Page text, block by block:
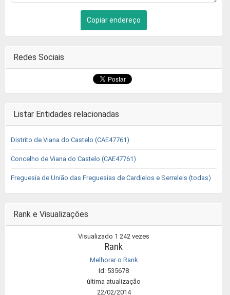
Copiar endereço
Redes Sociais
Listar Entidades relacionadas
Distrito de Viana do Castelo (CAE47761)
Concelho de Viana do Castelo (CAE47761)
Freguesia de União das Freguesias de Cardielos e Serreleis (todas)
Rank e Visualizações
Visualizado 1 242 vezes
Rank
Melhorar o Rank
Id: 535678
última atualização
22/02/2014